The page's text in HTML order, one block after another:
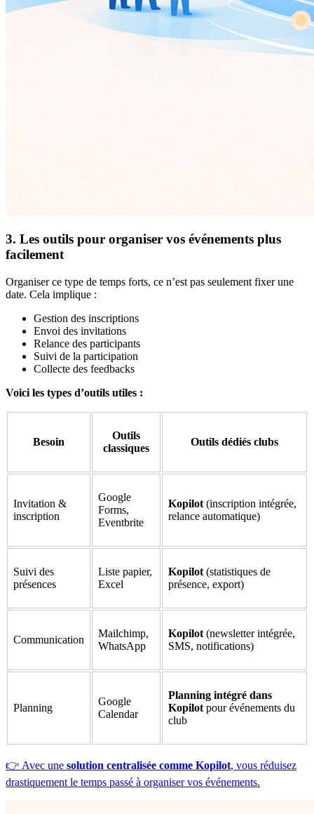
3. Les outils pour organiser vos événements plus
facilement
Organiser ce type de temps forts, ce n’est pas seulement fixer une
date. Cela implique :
Gestion des inscriptions
Envoi des invitations
Relance des participants
Suivi de la participation
Collecte des feedbacks
Voici les types d’outils utiles :
Besoin
Outils
classiques
Outils dédiés clubs
Invitation &
inscription
Google
Forms,
Eventbrite
Kopilot (inscription intégrée,
relance automatique)
Suivi des
présences
Liste papier,
Excel
Kopilot (statistiques de
présence, export)
Communication
Mailchimp,
WhatsApp
Kopilot (newsletter intégrée,
SMS, notifications)
Planning
Google
Calendar
Planning intégré dans
Kopilot pour événements du
club
👉 Avec une solution centralisée comme Kopilot, vous réduisez
drastiquement le temps passé à organiser vos événements.